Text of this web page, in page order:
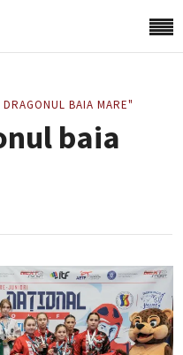
BAIA MARE"
baia